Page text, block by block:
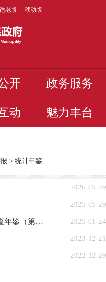
适老版 移动版
开 政务服务
动 魅力丰台
> 统计年鉴
2026-05-29
2025-05-29
北京市丰台区2020年人口普查年鉴（第一卷） 2025-01-24
2023-12-21
2022-12-29